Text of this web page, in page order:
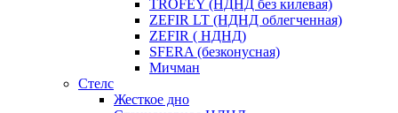
TROFEY (НДНД без килевая)
ZEFIR LT (НДНД облегченная)
ZEFIR ( НДНД)
SFERA (безконусная)
Мичман
Стелс
Жесткое дно